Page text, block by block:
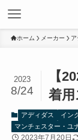
ホーム メーカー ア
【
着用
2023
8/24
アディダス
イン
マンチェスター・ユ
2023年7月20日